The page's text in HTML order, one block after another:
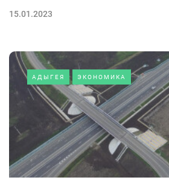
15.01.2023
АДЫГЕЯ ЭКОНОМИКА